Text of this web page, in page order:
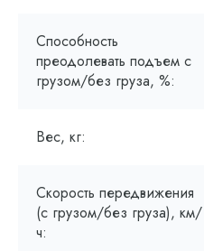
Способность
преодолевать подъем с
грузом/без груза, %:
Вес, кг:
Скорость передвижения
(с грузом/без груза), км/
ч: